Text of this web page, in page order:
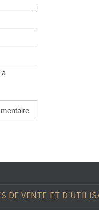
DE VENTE ET